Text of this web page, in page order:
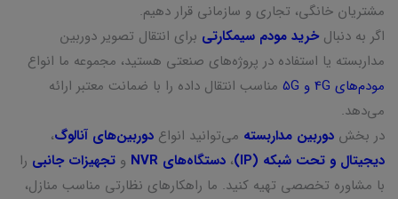
مشتریان خانگی، تجاری و سازمانی قرار دهیم.
اگر به دنبالخرید مودم سیمکارتی برای انتقال تصویر دوربین
مداربسته یا استفاده در پروژه‌های صنعتی هستید، مجموعه ما انواع
مودم‌های 4G و 5G
مناسب انتقال داده را با ضمانت معتبر ارائه
می‌دهد.
در بخش دوربین مداربسته می‌توانید انواع دوربین‌های آنالوگ،
دیجیتال و تحت شبکه (IP)
، دستگاه‌های NVR و تجهیزات جانبی را
با مشاوره تخصصی تهیه کنید. ما راهکارهای نظارتی مناسب منازل،